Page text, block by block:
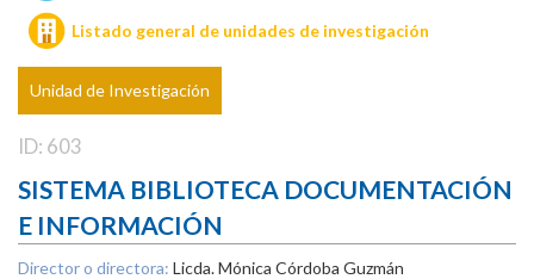
Listado general de unidades de investigación
Unidad de Investigación
ID: 603
SISTEMA BIBLIOTECA DOCUMENTACIÓN
E INFORMACIÓN
Director o directora: Licda. Mónica Córdoba Guzmán